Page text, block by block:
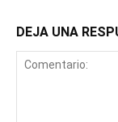
DEJA UNA